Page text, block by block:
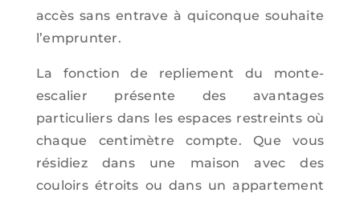
accès sans entrave à quiconque souhaite
l’emprunter.
La fonction de repliement du monte-
escalier présente des avantages
particuliers dans les espaces restreints où
chaque centimètre compte. Que vous
résidiez dans une maison avec des
couloirs étroits ou dans un appartement